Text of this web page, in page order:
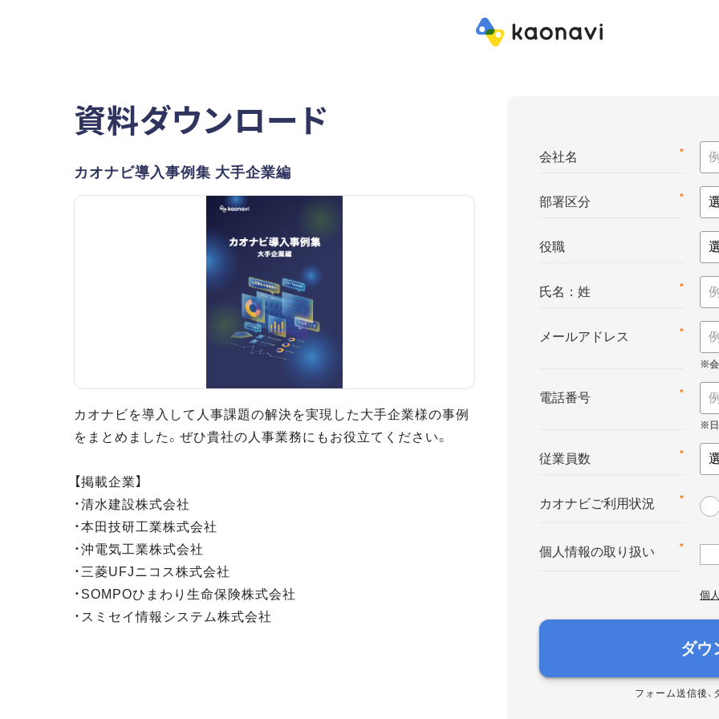
資料ダウンロード
カオナビ導入事例集 大手企業編
カオナビを導入して人事課題の解決を実現した大手企業様の事例
をまとめました。ぜひ貴社の人事業務にもお役立てください。
【掲載企業】
・清水建設株式会社
・本田技研工業株式会社
・沖電気工業株式会社
・三菱UFJニコス株式会社
・SOMPOひまわり生命保険株式会社
・スミセイ情報システム株式会社
*
会社名
*
部署区分
役職
*
氏名：姓
*
メールアドレス
*
電話番号
*
従業員数
*
カオナビご利用状況
*
個人情報の取り扱い
個
ダウ
フォーム送信後